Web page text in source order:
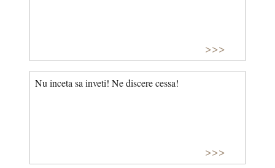
>>>
Nu inceta sa inveti! Ne discere cessa!
>>>